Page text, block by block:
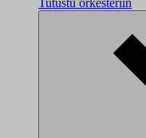
Tutustu orkesteriin